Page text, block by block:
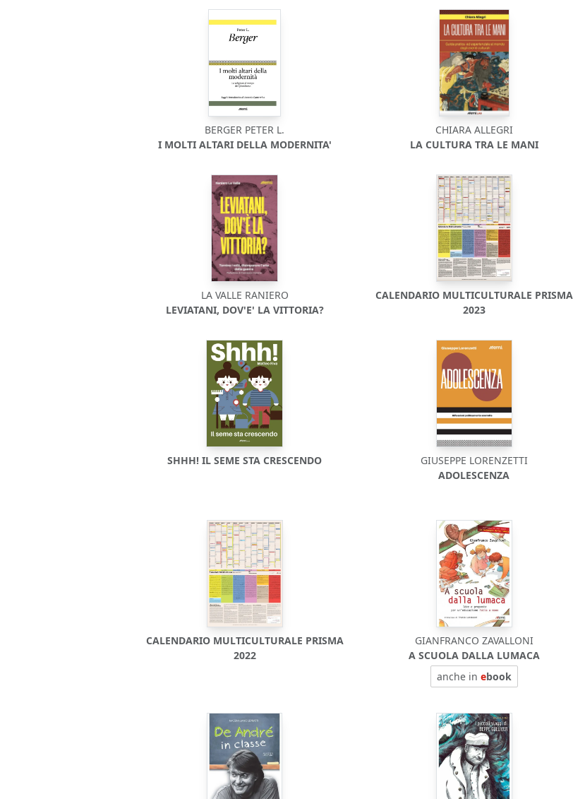
BERGER PETER L.
I MOLTI ALTARI DELLA MODERNITA'
CHIARA ALLEGRI
LA CULTURA TRA LE MANI
LA VALLE RANIERO
LEVIATANI, DOV'E' LA VITTORIA?
CALENDARIO MULTICULTURALE PRISMA
2023
SHHH! IL SEME STA CRESCENDO
GIUSEPPE LORENZETTI
ADOLESCENZA
CALENDARIO MULTICULTURALE PRISMA
2022
GIANFRANCO ZAVALLONI
A SCUOLA DALLA LUMACA
anche in ebook